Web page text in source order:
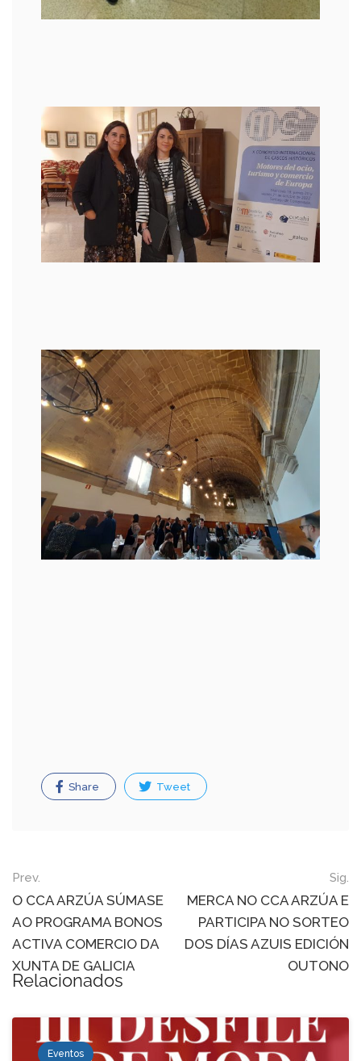
Share Tweet
Post
navigation
Prev.
O CCA ARZÚA SÚMASE
AO PROGRAMA BONOS
ACTIVA COMERCIO DA
XUNTA DE GALICIA
Sig.
MERCA NO CCA ARZÚA E
PARTICIPA NO SORTEO
DOS DÍAS AZUIS EDICIÓN
OUTONO
Relacionados
Eventos